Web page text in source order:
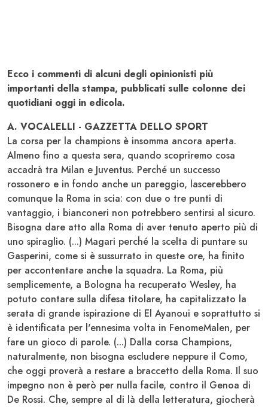
Ecco i commenti di alcuni degli opinionisti più
importanti della stampa, pubblicati sulle colonne dei
quotidiani oggi in edicola.
A. VOCALELLI - GAZZETTA DELLO SPORT
La corsa per la champions è insomma ancora aperta.
Almeno fino a questa sera, quando scopriremo cosa
accadrà tra Milan e Juventus. Perché un successo
rossonero e in fondo anche un pareggio, lascerebbero
comunque la Roma in scia: con due o tre punti di
vantaggio, i bianconeri non potrebbero sentirsi al sicuro.
Bisogna dare atto alla Roma di aver tenuto aperto più di
uno spiraglio. (...) Magari perché la scelta di puntare su
Gasperini, come si è sussurrato in queste ore, ha finito
per accontentare anche la squadra. La Roma, più
semplicemente, a Bologna ha recuperato Wesley, ha
potuto contare sulla difesa titolare, ha capitalizzato la
serata di grande ispirazione di El Ayanoui e soprattutto si
è identificata per l'ennesima volta in FenomeMalen, per
fare un gioco di parole. (...) Dalla corsa Champions,
naturalmente, non bisogna escludere neppure il Como,
che oggi proverà a restare a braccetto della Roma. Il suo
impegno non è però per nulla facile, contro il Genoa di
De Rossi. Che, sempre al di là della letteratura, giocherà